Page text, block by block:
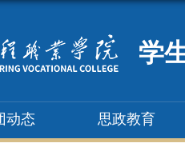
学
动态 思政教育